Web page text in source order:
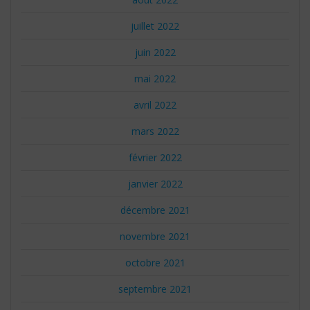
juillet 2022
juin 2022
mai 2022
avril 2022
mars 2022
février 2022
janvier 2022
décembre 2021
novembre 2021
octobre 2021
septembre 2021